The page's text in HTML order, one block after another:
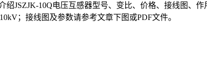
JSZJK-10Q电压互感器型号、变比、价格、接线图、作
；接线图及参数请参考文章下图或PDF文件。